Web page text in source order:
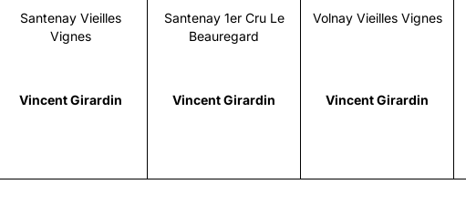
Santenay Vieilles
Vignes
Vincent Girardin
Santenay 1er Cru Le
Beauregard
Vincent Girardin
Volnay Vieilles Vignes
Vincent Girardin